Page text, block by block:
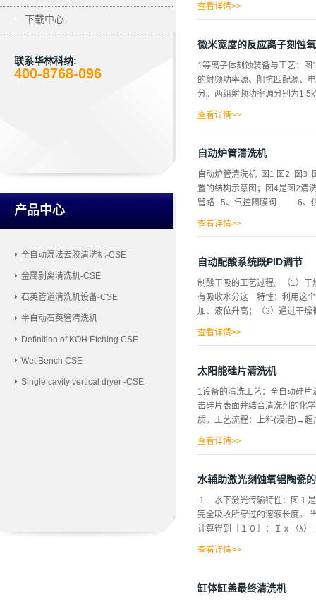
下载中心
联系华林科纳:
400-8768-096
产品中心
全自动湿法去胶清洗机-CSE
金属剥离清洗机-CSE
石英管道清洗机设备-CSE
半自动石英管清洗机
Definition of KOH Etching CSE
Wet Bench CSE
Single cavity vertical dryer -CSE
理：1、10%NaOH，78oC，
表面清洗。经50sec腐蚀处理
(111)=25：15：1，硅片不会
难。预清洗原理：2、
查看详情>>
微米宽度的反应离子刻蚀
1等离子体刻蚀装备与工艺：
的射频功率源、阻抗匹配源、
分。两组射频功率源分别为
50～200W，工作气体BCl3，
膜，再采用溶胶—凝胶法在
图2给出了制备的Er3+:Al2O3/
得的Er3+掺杂Al2O3薄膜约为
查看详情>>
自动炉管清洗机
自动炉管清洗机 图1 图2 图3
置的结构示意图；图4是图2
管路 5、气控隔膜阀 6、供
查看详情>>
自动配酸系统既PID调节
制酸干吸的工艺过程。（1）
有吸收水分这一特性；利用这
加、液位升高；（3）通过干
计量槽；若生产98%H2SO4，
H2SO4的浓度在逐渐升高，液
吸收循环槽加水的方法才能使
内的98%H2SO4放入计量槽，
持浓度；；如果生产
查看详情>>
太阳能硅片清洗机
1设备的清洗工艺：全自动硅
击硅片表面并结合清洗剂的化
质。工艺流程：上料(浸泡)→
气鼓泡的气体流量、抛动系统
烘干的温度和时间。2设备整
槽、抛动机构、慢提拉系统、
125mm×125mm，
的耐腐蚀性，槽体所用的材质
查看详情>>
水辅助激光刻蚀氧铝陶瓷
１ 水下激光传输特性：图１
完全吸收所穿过的溶液长度。
计算得到［１０］：Ｉｘ（λ）
数值（自然对数），单位是ｍ
查看详情>>
缸体缸盖最终清洗机